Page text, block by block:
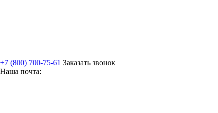
+7 (800) 700-75-61 Заказать звонок
Наша почта: